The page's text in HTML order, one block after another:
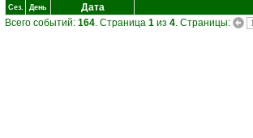
Сез. День
Дата
Всего событий: 164. Страница 1 из 4. Страницы: